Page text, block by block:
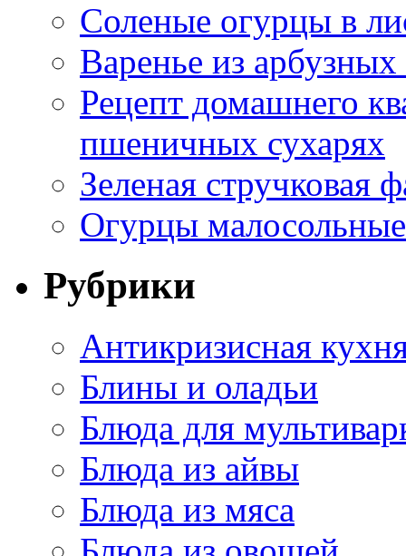
Соленые огурцы в
Варенье из
Рецепт домашнего
пшеничных сухарях
Зеленая стручковая
Огурцы
Рубрики
Антикризисная
Блины и оладьи
Блюда для
Блюда из айвы
Блюда из мяса